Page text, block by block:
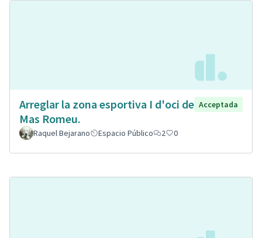
Arreglar la zona esportiva I d'oci de
Mas Romeu.
Acceptada
Raquel Bejarano Espacio Público 2 0